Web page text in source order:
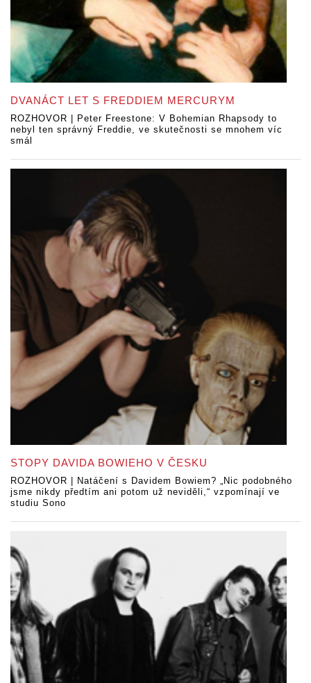
DVANÁCT LET S FREDDIEM MERCURYM
ROZHOVOR | Peter Freestone: V Bohemian Rhapsody to
nebyl ten správný Freddie, ve skutečnosti se mnohem víc
smál
STOPY DAVIDA BOWIEHO V ČESKU
ROZHOVOR | Natáčení s Davidem Bowiem? „Nic podobného
jsme nikdy předtím ani potom už neviděli,“ vzpomínají ve
studiu Sono